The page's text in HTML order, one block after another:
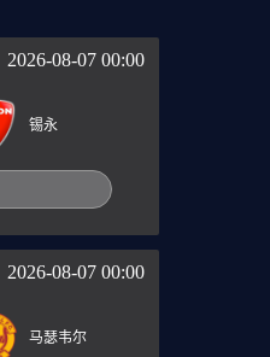
2026-08-07 00:00
锡永
2026-08-07 00:00
马瑟韦尔